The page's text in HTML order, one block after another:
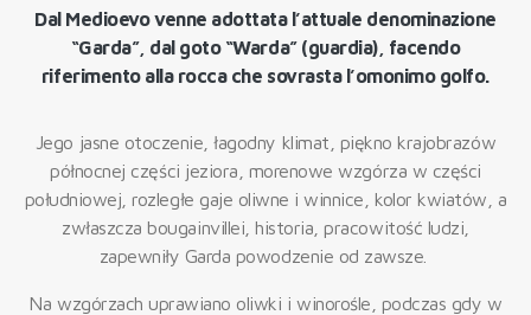
Dal Medioevo venne adottata l’attuale denominazione
“Garda”, dal goto “Warda” (guardia), facendo
riferimento alla rocca che sovrasta l’omonimo golfo.
Jego jasne otoczenie, łagodny klimat, piękno krajobrazów
północnej części jeziora, morenowe wzgórza w części
południowej, rozległe gaje oliwne i winnice, kolor kwiatów, a
zwłaszcza bougainvillei, historia, pracowitość ludzi,
zapewniły Garda powodzenie od zawsze.
Na wzgórzach uprawiano oliwki i winorośle, podczas gdy w